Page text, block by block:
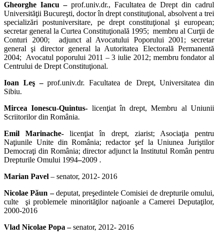
Gheorghe Iancu – prof.univ.dr., Facultatea de Drept din cadrul
Universităţii Bucureşti, doctor în drept constituţional, absolvent a trei
specializări postuniversitare, pe drept constituţional şi european;
secretar general la Curtea Constituţională 1995; membru al Curţii de
Conturi 2000; adjunct al Avocatului Poporului 2001; secretar
general şi director general la Autoritatea Electorală Permanentă
2004; Avocatul poporului 2011 – 3 iulie 2012; membru fondator al
Centrului de Drept Constituţional.
Ioan Leş –prof.univ.dr. Facultatea de Drept, Universitatea din
Sibiu.
Mircea Ionescu-Quintus- licenţiat în drept, Membru al Uniunii
Scriitorilor din România.
Emil Marinache-licenţiat în drept, ziarist; Asociaţia pentru
Naţiunile Unite din România; redactor şef la Uniunea Juriştilor
Democraţi din România; director adjunct la Institutul Român pentru
Drepturile Omului 1994–2009 .
Marian Pavel – senator, 2012- 2016
Nicolae Păun –deputat, preşedintele Comisiei de drepturile omului,
culte şi problemele minorităţilor naţioanle a Camerei Deputaţilor,
2000-2016
Vlad Nicolae Popa –senator, 2012- 2016